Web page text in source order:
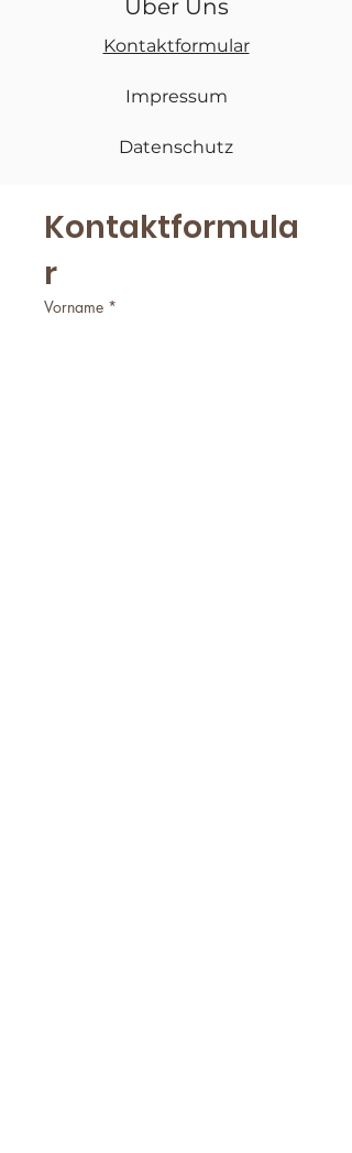
Über Uns
Kontaktformular
Impressum
Datenschutz
Kontaktformula
r
Vorname *